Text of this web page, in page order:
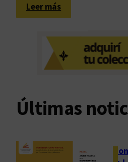
Leer más:
E
a
l
t
n
Últimas